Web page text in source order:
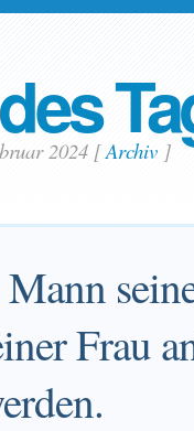
2024 [Archiv]
Frau